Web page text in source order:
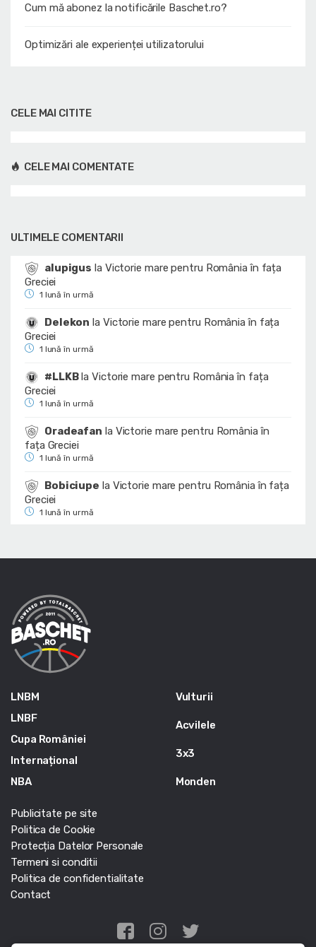
Cum mă abonez la notificările Baschet.ro?
Optimizări ale experienței utilizatorului
CELE MAI CITITE
CELE MAI COMENTATE
ULTIMELE COMENTARII
alupigus la Victorie mare pentru România în fața
Greciei
1 lună în urmă
Delekon la Victorie mare pentru România în fața
Greciei
1 lună în urmă
#LLKBlaVictorie mare pentru România în fața
Greciei
1 lună în urmă
Oradeafan la Victorie mare pentru România în
fața Greciei
1 lună în urmă
Bobiciupe la Victorie mare pentru România în fața
Greciei
1 lună în urmă
LNBM
LNBF
Cupa României
Internațional
NBA
Vulturii
Acvilele
3x3
Monden
Publicitate pe site
Politica de Cookie
Protecția Datelor Personale
Termeni si conditii
Politica de confidentialitate
Contact